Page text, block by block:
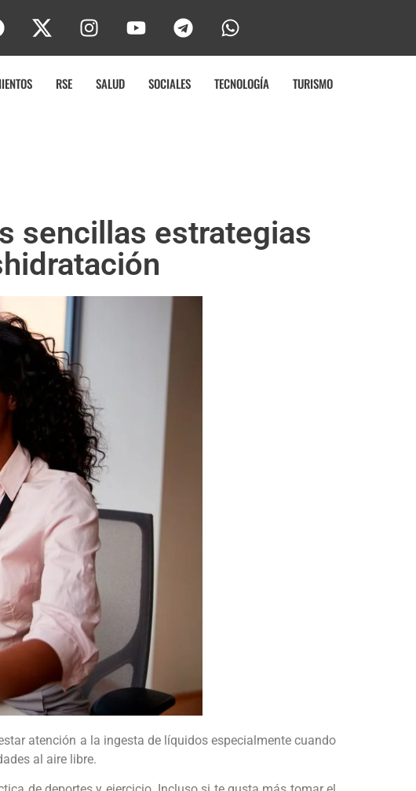
RSE SALUD SOCIALES TECNOLOGÍA TURISMO
sencillas estrategias
atención a la ingesta de líquidos especialmente cuando
al aire libre.